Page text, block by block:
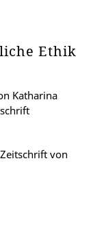
Ethik
Katharina
von